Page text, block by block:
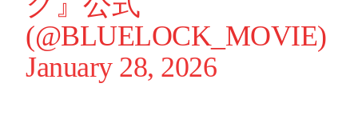
(@BLUELOCK_MOVIE)
January 28, 2026